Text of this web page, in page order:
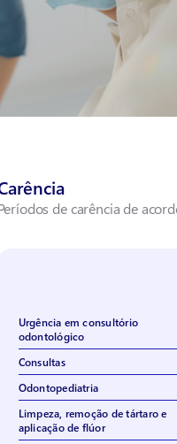
de carência de
Urgência em consultório
odontológico
Consultas
Odontopediatria
Limpeza, remoção de tártaro e
aplicação de flúor